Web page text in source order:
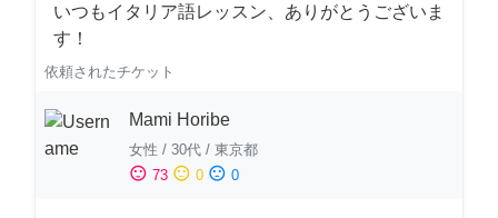
いつもイタリア語レッスン、ありがとうございま
す！
依頼されたチケット
Mami Horibe
女性 / 30代 / 東京都
sentiment_satisfied 73 sentiment_neutral 0 sentiment_dissatisfied 0